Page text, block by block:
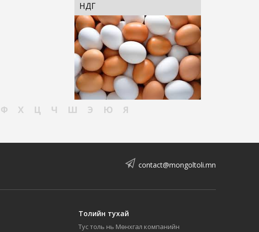
ӨНДӨГ
Ф Х Ц Ч Ш Э Ю Я
contact@mongoltoli.mn
Толийн тухай
Тус толь нь Мөнхгал компанийн